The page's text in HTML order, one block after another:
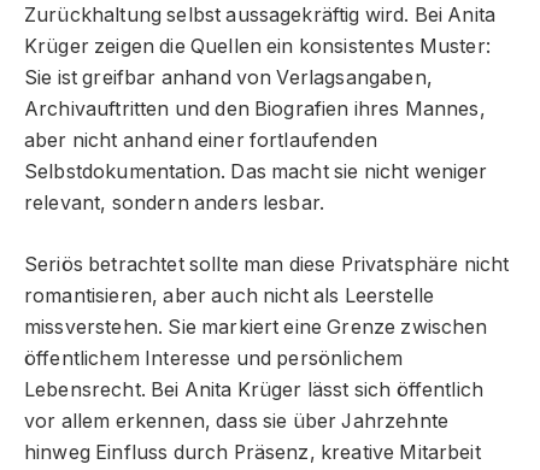
Zurückhaltung selbst aussagekräftig wird. Bei Anita
Krüger zeigen die Quellen ein konsistentes Muster:
Sie ist greifbar anhand von Verlagsangaben,
Archivauftritten und den Biografien ihres Mannes,
aber nicht anhand einer fortlaufenden
Selbstdokumentation. Das macht sie nicht weniger
relevant, sondern anders lesbar.
Seriös betrachtet sollte man diese Privatsphäre nicht
romantisieren, aber auch nicht als Leerstelle
missverstehen. Sie markiert eine Grenze zwischen
öffentlichem Interesse und persönlichem
Lebensrecht. Bei Anita Krüger lässt sich öffentlich
vor allem erkennen, dass sie über Jahrzehnte
hinweg Einfluss durch Präsenz, kreative Mitarbeit